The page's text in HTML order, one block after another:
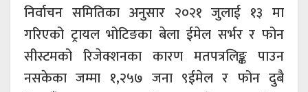
निर्वाचन समितिका अनुसार २०२१ जुलाई १३ मा
गरिएको ट्रायल भोटिङका बेला ईमेल सर्भर र फोन
सीस्टमको रिजेक्शनका कारण मतपत्रलिङ्क पाउन
नसकेका जम्मा १,२५७ जना ९ईमेल र फोन दुबै